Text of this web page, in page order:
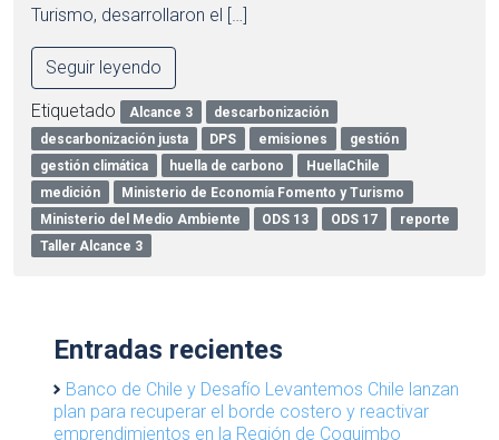
Turismo, desarrollaron el […]
Seguir leyendo
Etiquetado Alcance 3
descarbonización
descarbonización justa
DPS emisiones
gestión
gestión climática
huella de carbono
HuellaChile
medición
Ministerio de Economía Fomento y Turismo
Ministerio del Medio Ambiente
ODS 13 ODS 17
reporte
Taller Alcance 3
Entradas recientes
Banco de Chile y Desafío Levantemos Chile lanzan
plan para recuperar el borde costero y reactivar
emprendimientos en la Región de Coquimbo